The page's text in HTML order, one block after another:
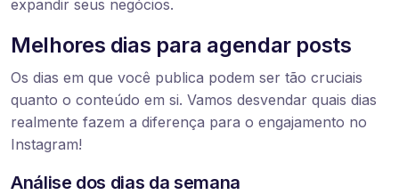
expandir seus negócios.
Melhores dias para agendar posts
Os dias em que você publica podem ser tão cruciais
quanto o conteúdo em si. Vamos desvendar quais dias
realmente fazem a diferença para o engajamento no
Instagram!
Análise dos dias da semana